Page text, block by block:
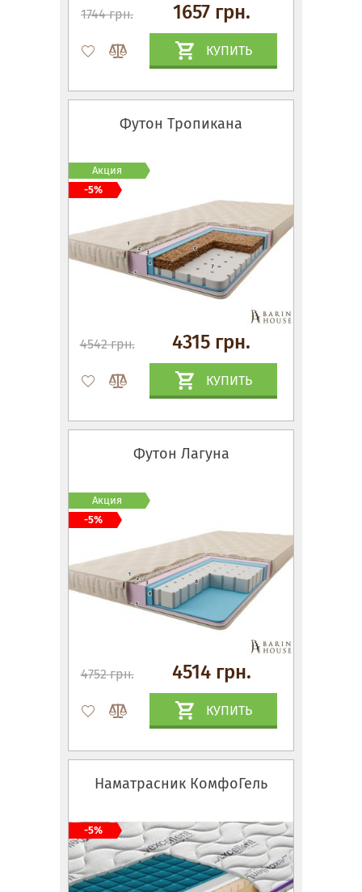
1744 грн. 1657 грн.
КУПИТЬ
Футон Тропикана
4542 грн. 4315 грн.
КУПИТЬ
Акция
-5%
Футон Лагуна
4752 грн. 4514 грн.
КУПИТЬ
Акция
-5%
Наматрасник КомфоГель
-5%